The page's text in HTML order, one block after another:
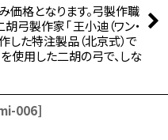
価格となります。弓製作職
弓製作家「 王小迪（ワン・
した特注製品（北京式）で
を使用した二胡の弓で、しな
006]